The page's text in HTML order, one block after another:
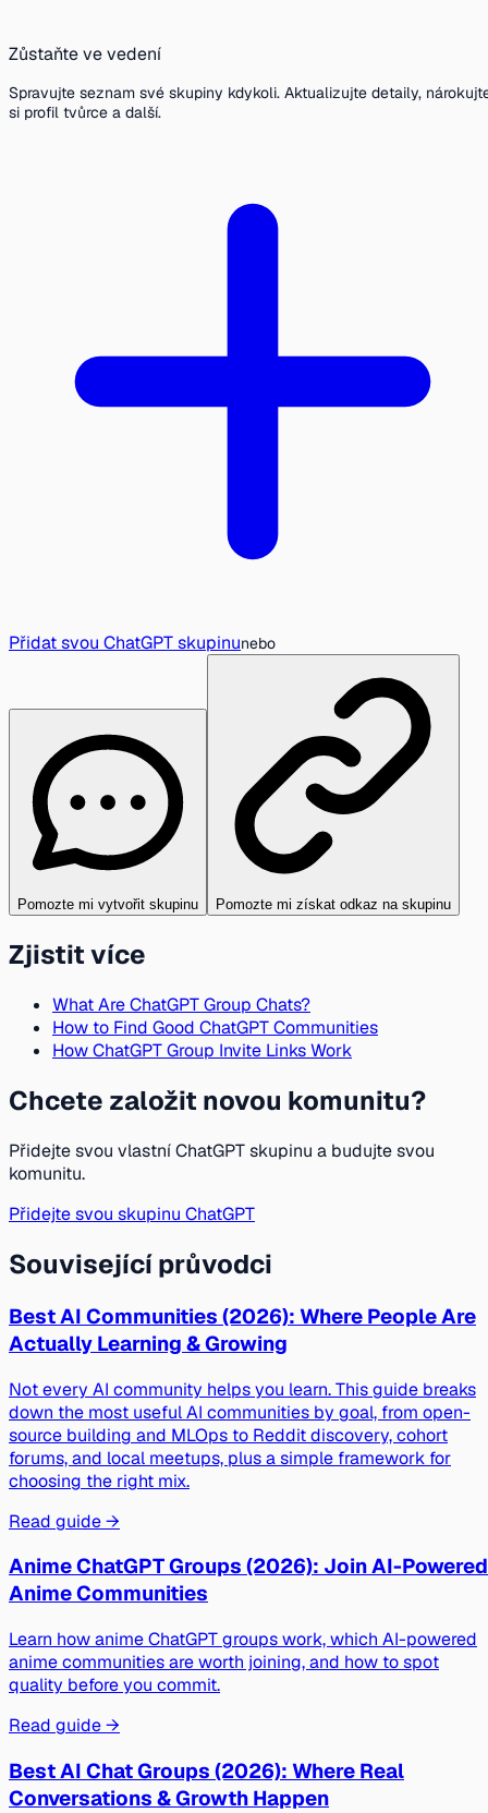
Zůstaňte ve vedení
Spravujte seznam své skupiny kdykoli. Aktualizujte detaily,
si profil tvůrce a další.
Přidat svou ChatGPT skupinunebo
Pomozte mi vytvořit skupinu Pomozte mi získat odkaz na skupinu
Zjistit více
What Are ChatGPT Group Chats?
How to Find Good ChatGPT Communities
How ChatGPT Group Invite Links Work
Chcete založit novou komunitu?
Přidejte svou vlastní ChatGPT skupinu a budujte svou
komunitu.
Přidejte svou skupinu ChatGPT
Související průvodci
Best AI Communities (2026): Where People Are
Actually Learning & Growing
Not every AI community helps you learn. This guide breaks
down the most useful AI communities by goal, from open-
source building and MLOps to Reddit discovery, cohort
forums, and local meetups, plus a simple framework for
choosing the right mix.
Read guide →
Anime ChatGPT Groups (2026): Join AI-Powered
Anime Communities
Learn how anime ChatGPT groups work, which AI-powered
anime communities are worth joining, and how to spot
quality before you commit.
Read guide →
Best AI Chat Groups (2026): Where Real
Conversations & Growth Happen